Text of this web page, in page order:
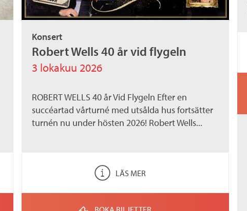
Konsert
Robert Wells 40 år vid flygeln
3 lokakuu 2026
ROBERT WELLS 40 år Vid Flygeln Efter en
succéartad vårturné med utsålda hus fortsätter
turnén nu under hösten 2026! Robert Wells...
LÄS MER